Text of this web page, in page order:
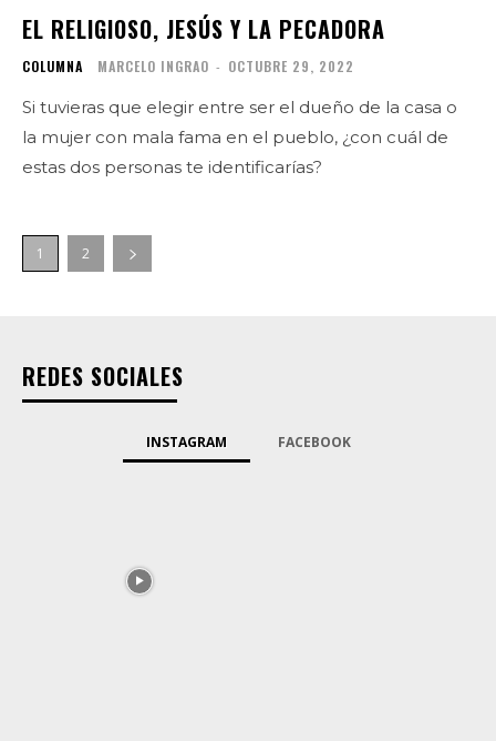
EL RELIGIOSO, JESÚS Y LA PECADORA
COLUMNA MARCELO INGRAO - OCTUBRE 29, 2022
Si tuvieras que elegir entre ser el dueño de la casa o
la mujer con mala fama en el pueblo, ¿con cuál de
estas dos personas te identificarías?
1 2
REDES SOCIALES
INSTAGRAM FACEBOOK